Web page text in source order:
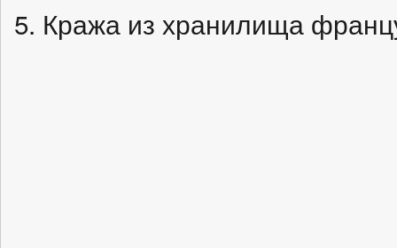
5. Кража из хранилища